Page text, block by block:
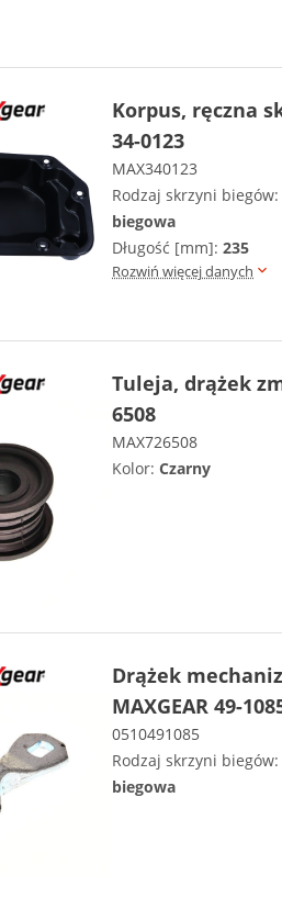
Korpus, ręczna
34-0123
MAX340123
Rodzaj skrzyni biegów:
biegowa
Długość [mm]: 235
Rozwiń więcej danych
Tuleja, drążek
6508
MAX726508
Kolor: Czarny
Drążek
MAXGEAR 49-
0510491085
Rodzaj skrzyni biegów:
biegowa